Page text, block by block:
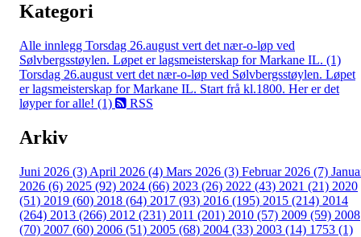
Kategori
Alle innlegg Torsdag 26.august vert det nær-o-løp ved
Sølvbergsstøylen. Løpet er lagsmeisterskap for Markane IL. (1)
Torsdag 26.august vert det nær-o-løp ved Sølvbergsstøylen. Løpet
er lagsmeisterskap for Markane IL. Start frå kl.1800. Her er det
løyper for alle! (1)
RSS
Arkiv
Juni 2026 (3) April 2026 (4) Mars 2026 (3) Februar 2026 (7)
2026 (6) 2025 (92) 2024 (66) 2023 (26) 2022 (43) 2021 (21) 2020
(51) 2019 (60) 2018 (64) 2017 (93) 2016 (195) 2015 (214) 2014
(264) 2013 (266) 2012 (231) 2011 (201) 2010 (57) 2009 (59) 2008
(70) 2007 (60) 2006 (51) 2005 (68) 2004 (33) 2003 (14) 1753 (1)